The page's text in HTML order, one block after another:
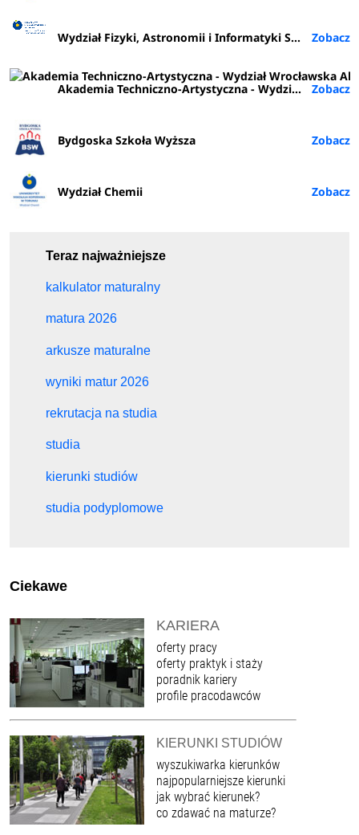
Wydział Fizyki, Astronomii i Informatyki Stosowanej
Akademia Techniczno-Artystyczna - Wydział Wrocławska Akademia Biznesu (ATA Wrocław)
Bydgoska Szkoła Wyższa
Wydział Chemii
Teraz najważniejsze
kalkulator maturalny
matura 2026
arkusze maturalne
wyniki matur 2026
rekrutacja na studia
studia
kierunki studiów
studia podyplomowe
Ciekawe
KARIERA
oferty pracy
oferty praktyk i staży
poradnik kariery
profile pracodawców
KIERUNKI STUDIÓW
wyszukiwarka kierunków
najpopularniejsze kierunki
jak wybrać kierunek?
co zdawać na maturze?